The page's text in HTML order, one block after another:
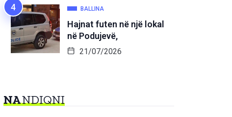
BALLINA
Hajnat futen në një lokal
në Podujevë,
21/07/2026
NANDIQNI